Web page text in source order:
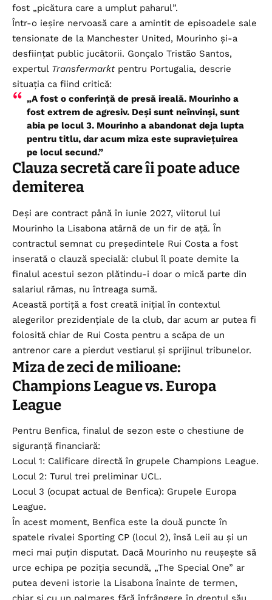
fost „picătura care a umplut paharul”.
Într-o ieșire nervoasă care a amintit de episoadele sale
tensionate de la Manchester United, Mourinho și-a
desființat public jucătorii. Gonçalo Tristão Santos,
expertul Transfermarkt pentru Portugalia, descrie
situația ca fiind critică:
„A fost o conferință de presă ireală. Mourinho a
fost extrem de agresiv. Deși sunt neînvinși, sunt
abia pe locul 3. Mourinho a abandonat deja lupta
pentru titlu, dar acum miza este supraviețuirea
pe locul secund.”
Clauza secretă care îi poate aduce
demiterea
Deși are contract până în iunie 2027, viitorul lui
Mourinho la Lisabona atârnă de un fir de ață. În
contractul semnat cu președintele Rui Costa a fost
inserată o clauză specială: clubul îl poate demite la
finalul acestui sezon plătindu-i doar o mică parte din
salariul rămas, nu întreaga sumă.
Această portiță a fost creată inițial în contextul
alegerilor prezidențiale de la club, dar acum ar putea fi
folosită chiar de Rui Costa pentru a scăpa de un
antrenor care a pierdut vestiarul și sprijinul tribunelor.
Miza de zeci de milioane:
Champions League vs. Europa
League
Pentru Benfica, finalul de sezon este o chestiune de
siguranță financiară:
Locul 1: Calificare directă în grupele Champions League.
Locul 2: Turul trei preliminar UCL.
Locul 3 (ocupat actual de Benfica): Grupele Europa
League.
În acest moment, Benfica este la două puncte în
spatele rivalei Sporting CP (locul 2), însă Leii au și un
meci mai puțin disputat. Dacă Mourinho nu reușește să
urce echipa pe poziția secundă, „The Special One” ar
putea deveni istorie la Lisabona înainte de termen,